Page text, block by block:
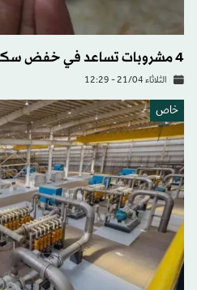
4 مشروبات تساعد في خفض سكر الدم بشكل طبيعي
الثلاثاء 21/04 - 12:29
خاص